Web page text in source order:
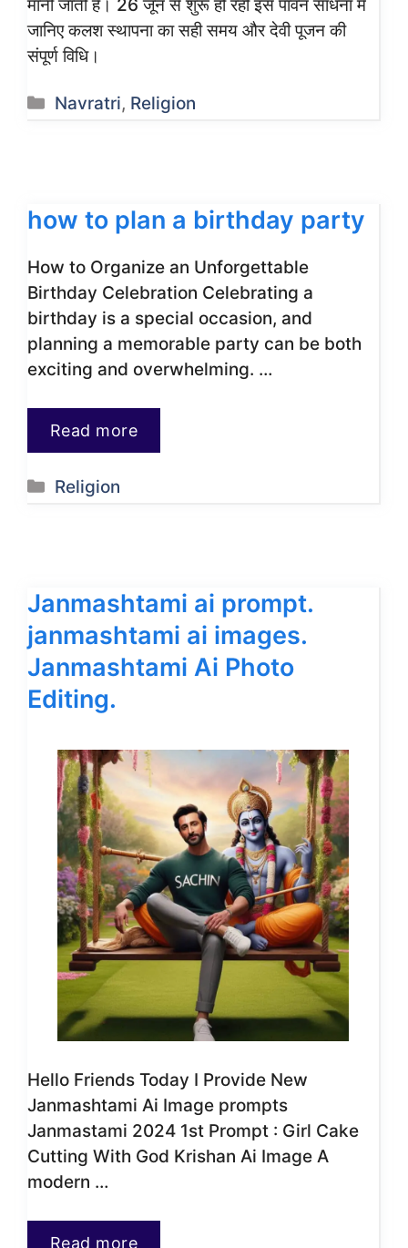
मानी जाती हैं। 26 जून से शुरू हो रही इस पावन साधना में
जानिए कलश स्थापना का सही समय और देवी पूजन की
संपूर्ण विधि।
Categories
Navratri, Religion
how to plan a birthday party
How to Organize an Unforgettable
Birthday Celebration Celebrating a
birthday is a special occasion, and
planning a memorable party can be both
exciting and overwhelming. …
Read more
Categories
Religion
Janmashtami ai prompt.
janmashtami ai images.
Janmashtami Ai Photo
Editing.
Hello Friends Today I Provide New
Janmashtami Ai Image prompts
Janmastami 2024 1st Prompt : Girl Cake
Cutting With God Krishan Ai Image A
modern …
Read more